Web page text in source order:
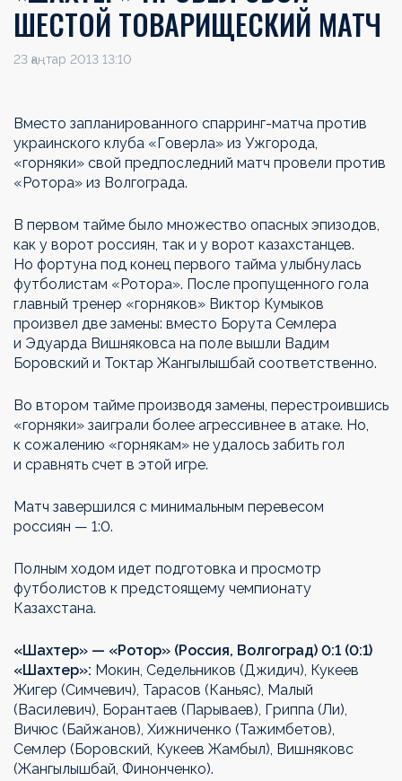
ШЕСТОЙ ТОВАРИЩЕСКИЙ МАТЧ
23 қаңтар 2013 13:10
Вместо запланированного спарринг-матча против
украинского клуба «Говерла» из Ужгорода,
«горняки» свой предпоследний матч провели против
«Ротора» из Волгограда.
В первом тайме было множество опасных эпизодов,
как у ворот россиян, так и у ворот казахстанцев.
Но фортуна под конец первого тайма улыбнулась
футболистам «Ротора». После пропущенного гола
главный тренер «горняков» Виктор Кумыков
произвел две замены: вместо Борута Семлера
и Эдуарда Вишняковса на поле вышли Вадим
Боровский и Токтар Жангылышбай соответственно.
Во втором тайме производя замены, перестроившись
«горняки» заиграли более агрессивнее в атаке. Но,
к сожалению «горнякам» не удалось забить гол
и сравнять счет в этой игре.
Матч завершился с минимальным перевесом
россиян — 1:0.
Полным ходом идет подготовка и просмотр
футболистов к предстоящему чемпионату
Казахстана.
«Шахтер» — «Ротор» (Россия, Волгоград) 0:1 (0:1)
«Шахтер»: Мокин, Седельников (Джидич), Кукеев
Жигер (Симчевич), Тарасов (Каньяс), Малый
(Василевич), Борантаев (Парываев), Гриппа (Ли),
Вичюс (Байжанов), Хижниченко (Тажимбетов),
Семлер (Боровский, Кукеев Жамбыл), Вишняковс
(Жангылышбай, Финонченко).